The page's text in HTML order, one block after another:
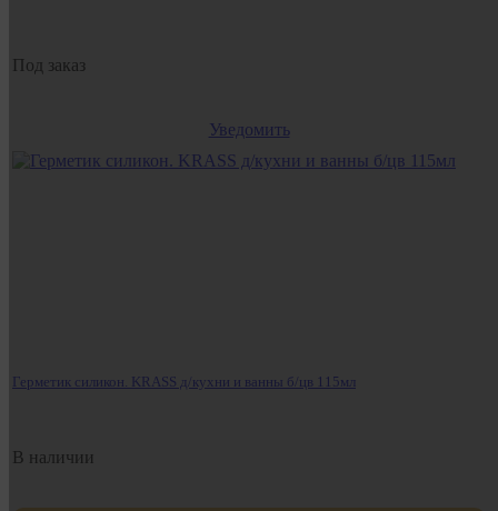
Под заказ
Уведомить
Герметик силикон. KRASS д/кухни и ванны б/цв 115мл
В наличии